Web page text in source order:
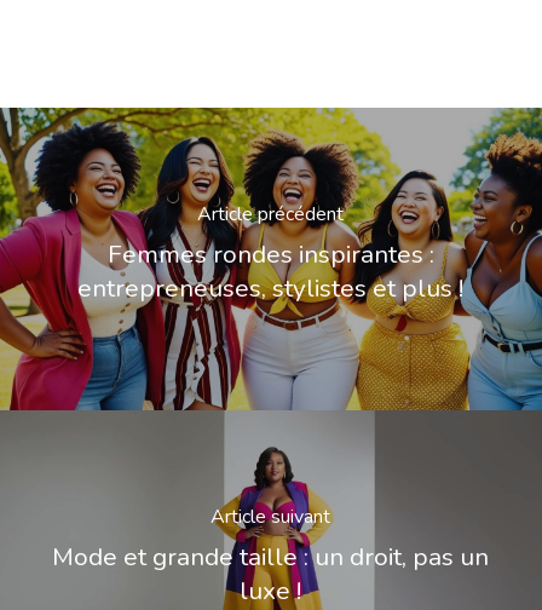
Article précédent
Femmes rondes inspirantes :
entrepreneuses, stylistes et plus !
Article suivant
Mode et grande taille : un droit, pas un
luxe !